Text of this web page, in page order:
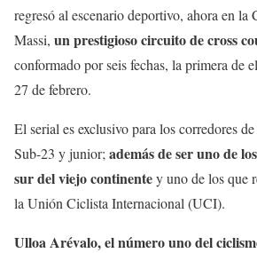
regresó al escenario deportivo, ahora en la
Massi, un prestigioso circuito de cross
conformado por seis fechas, la primera de
27 de febrero.
El serial es exclusivo para los corredores
Sub-23 y junior; además de ser uno de
sur del viejo continentey uno de los que
la Unión Ciclista Internacional (UCI).
Ulloa Arévalo, el número uno del